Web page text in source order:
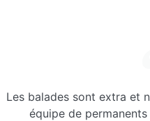
Les balades sont extra et
équipe de